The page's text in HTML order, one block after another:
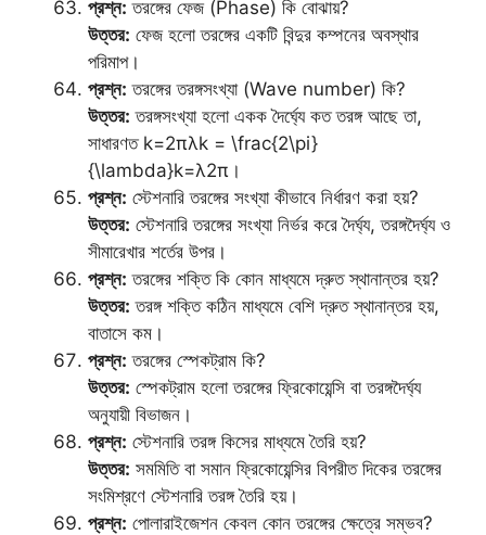
প্রশ্ন: তরঙ্গের ফেজ (Phase) কি বোঝায়?
উত্তর: ফেজ হলো তরঙ্গের একটি বিন্দুর কম্পনের অবস্থার
পরিমাপ।
প্রশ্ন: তরঙ্গের তরঙ্গসংখ্যা (Wave number) কি?
উত্তর: তরঙ্গসংখ্যা হলো একক দৈর্ঘ্যে কত তরঙ্গ আছে তা,
সাধারণত k=2πλk = \frac{2\pi}
{\lambda}k=λ2π​।
প্রশ্ন: স্টেশনারি তরঙ্গের সংখ্যা কীভাবে নির্ধারণ করা হয়?
উত্তর: স্টেশনারি তরঙ্গের সংখ্যা নির্ভর করে দৈর্ঘ্য, তরঙ্গদৈর্ঘ্য ও
সীমারেখার শর্তের উপর।
প্রশ্ন: তরঙ্গের শক্তি কি কোন মাধ্যমে দ্রুত স্থানান্তর হয়?
উত্তর: তরঙ্গ শক্তি কঠিন মাধ্যমে বেশি দ্রুত স্থানান্তর হয়,
বাতাসে কম।
প্রশ্ন: তরঙ্গের স্পেকট্রাম কি?
উত্তর: স্পেকট্রাম হলো তরঙ্গের ফ্রিকোয়েন্সি বা তরঙ্গদৈর্ঘ্য
অনুযায়ী বিভাজন।
প্রশ্ন: স্টেশনারি তরঙ্গ কিসের মাধ্যমে তৈরি হয়?
উত্তর: সমমিতি বা সমান ফ্রিকোয়েন্সির বিপরীত দিকের তরঙ্গের
সংমিশ্রণে স্টেশনারি তরঙ্গ তৈরি হয়।
প্রশ্ন: পোলারাইজেশন কেবল কোন তরঙ্গের ক্ষেত্রে সম্ভব?